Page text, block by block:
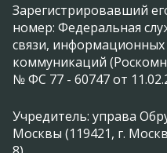
Зарегистрировавший
номер: Федеральная
связи,
коммуникаций
№ ФС 77 - 60747 от
Учредитель: управа
Москвы (119421, г.